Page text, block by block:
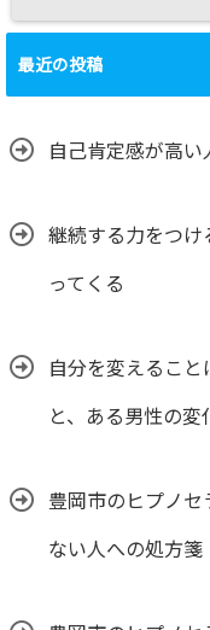
最近の投稿
自己肯定感が高
継続する力をつけ
ってくる
自分を変えるこ
と、ある男性の変
豊岡市のヒプノ
ない人への処方箋